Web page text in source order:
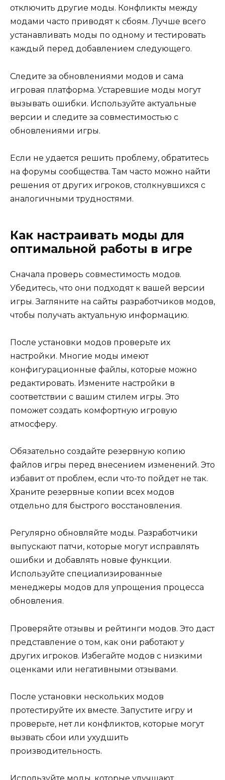
отключить другие моды. Конфликты между
модами часто приводят к сбоям. Лучше всего
устанавливать моды по одному и тестировать
каждый перед добавлением следующего.
Следите за обновлениями модов и сама
игровая платформа. Устаревшие моды могут
вызывать ошибки. Используйте актуальные
версии и следите за совместимостью с
обновлениями игры.
Если не удается решить проблему, обратитесь
на форумы сообщества. Там часто можно найти
решения от других игроков, столкнувшихся с
аналогичными трудностями.
Как настраивать моды для
оптимальной работы в игре
Сначала проверь совместимость модов.
Убедитесь, что они подходят к вашей версии
игры. Загляните на сайты разработчиков модов,
чтобы получать актуальную информацию.
После установки модов проверьте их
настройки. Многие моды имеют
конфигурационные файлы, которые можно
редактировать. Измените настройки в
соответствии с вашим стилем игры. Это
поможет создать комфортную игровую
атмосферу.
Обязательно создайте резервную копию
файлов игры перед внесением изменений. Это
избавит от проблем, если что-то пойдет не так.
Храните резервные копии всех модов
отдельно для быстрого восстановления.
Регулярно обновляйте моды. Разработчики
выпускают патчи, которые могут исправлять
ошибки и добавлять новые функции.
Используйте специализированные
менеджеры модов для упрощения процесса
обновления.
Проверяйте отзывы и рейтинги модов. Это даст
представление о том, как они работают у
других игроков. Избегайте модов с низкими
оценками или негативными отзывами.
После установки нескольких модов
протестируйте их вместе. Запустите игру и
проверьте, нет ли конфликтов, которые могут
вызвать сбои или ухудшить
производительность.